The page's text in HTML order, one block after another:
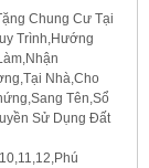
Chung Cư Tại
Trình,Hướng
Nhà,Cho
Tên,Sổ
Sử Dụng Đất